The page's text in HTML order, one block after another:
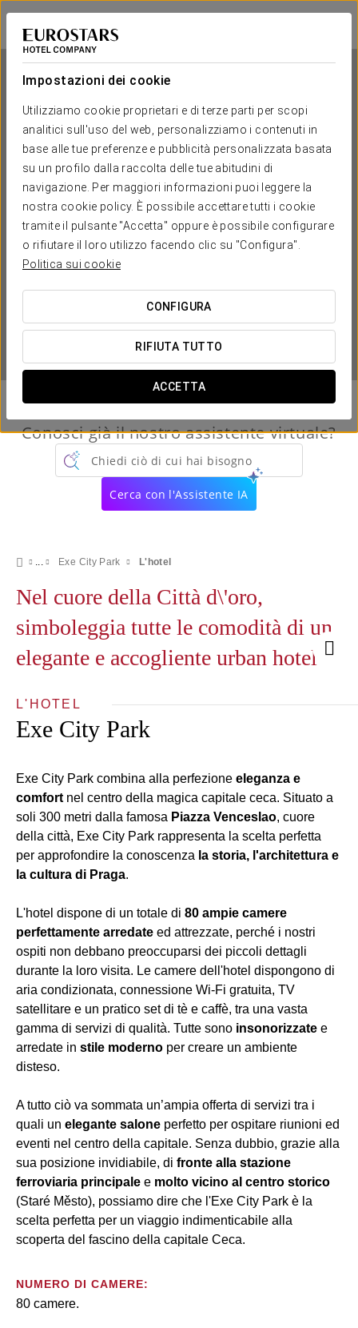
Impostazioni dei cookie
Utilizziamo cookie proprietari e di terze parti per scopi
analitici sull'uso del web, personalizziamo i contenuti in
base alle tue preferenze e pubblicità personalizzata basata
su un profilo dalla raccolta delle tue abitudini di
navigazione. Per maggiori informazioni puoi leggere la
nostra cookie policy. È possibile accettare tutti i cookie
tramite il pulsante "Accetta" oppure è possibile configurare
o rifiutare il loro utilizzo facendo clic su "Configura".
Politica sui cookie
CONFIGURA
RIFIUTA TUTTO
ACCETTA
Exe City Park
PRAGA
Exe City Park
PRAGA
QUANDO VUOI ANDARE?
Conosci già il nostro assistente virtuale?
Chiedi ciò di cui hai bisogno
Cerca con l'Assistente IA
Exe City Park L'hotel
Nel cuore della Città d\'oro,
simboleggia tutte le comodità di un
elegante e accogliente urban hotel
L'HOTEL
Exe City Park
Exe City Park combina alla perfezione eleganza e
comfort nel centro della magica capitale ceca. Situato a
soli 300 metri dalla famosa Piazza Venceslao, cuore
della città, Exe City Park rappresenta la scelta perfetta
per approfondire la conoscenza la storia, l'architettura e
la cultura di Praga.
L'hotel dispone di un totale di 80 ampie camere
perfettamente arredate ed attrezzate, perché i nostri
ospiti non debbano preoccuparsi dei piccoli dettagli
durante la loro visita. Le camere dell'hotel dispongono di
aria condizionata, connessione Wi-Fi gratuita, TV
satellitare e un pratico set di tè e caffè, tra una vasta
gamma di servizi di qualità. Tutte sono insonorizzate e
arredate in stile moderno per creare un ambiente
disteso.
A tutto ciò va sommata un’ampia offerta di servizi tra i
quali un elegante salone perfetto per ospitare riunioni ed
eventi nel centro della capitale. Senza dubbio, grazie alla
sua posizione invidiabile, di fronte alla stazione
ferroviaria principale e molto vicino al centro storico
(Staré Město), possiamo dire che l'Exe City Park è la
scelta perfetta per un viaggio indimenticabile alla
scoperta del fascino della capitale Ceca.
NUMERO DI CAMERE:
80 camere.